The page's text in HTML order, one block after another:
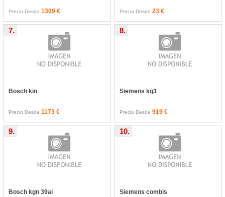
Precio Desde1309 € Precio Desde 23 €
Bosch kin
7.
Precio Desde1173 €
Siemens kg3
8.
Precio Desde 919 €
Bosch kgn 39ai
9.
Siemens combis
10.